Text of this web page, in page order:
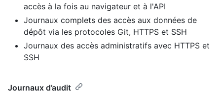
accès à la fois au navigateur et à l'API
Journaux complets des accès aux données de
dépôt via les protocoles Git, HTTPS et SSH
Journaux des accès administratifs avec HTTPS et
SSH
Journaux d’audit